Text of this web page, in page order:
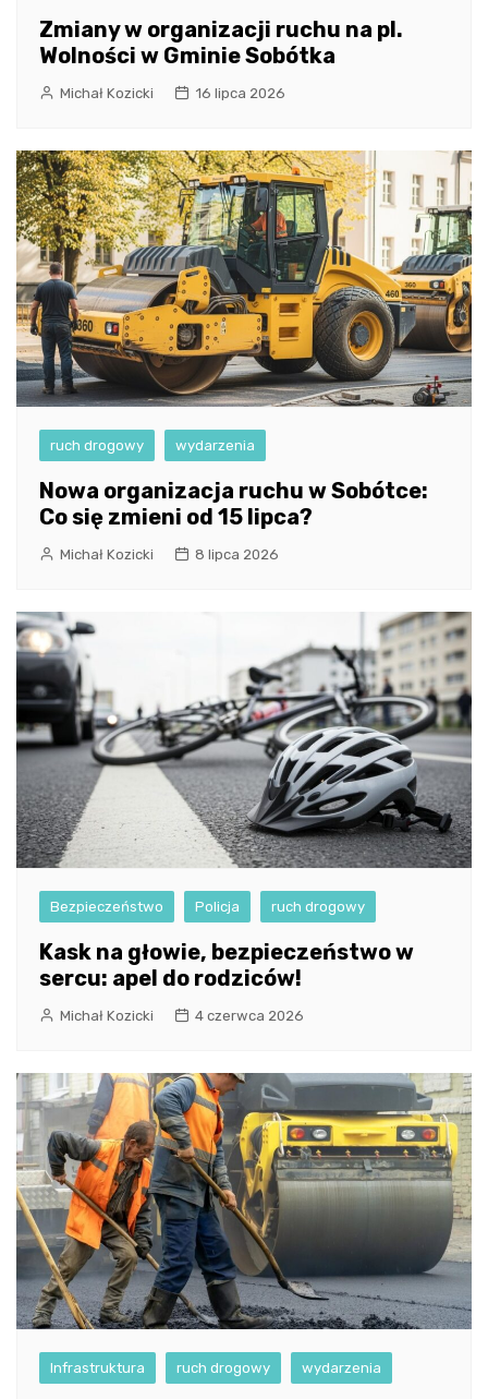
Zmiany w organizacji ruchu na pl.
Wolności w Gminie Sobótka
Michał Kozicki 16 lipca 2026
ruch drogowy wydarzenia
Nowa organizacja ruchu w Sobótce:
Co się zmieni od 15 lipca?
Michał Kozicki 8 lipca 2026
Bezpieczeństwo Policja ruch drogowy
Kask na głowie, bezpieczeństwo w
sercu: apel do rodziców!
Michał Kozicki 4 czerwca 2026
Infrastruktura ruch drogowy wydarzenia